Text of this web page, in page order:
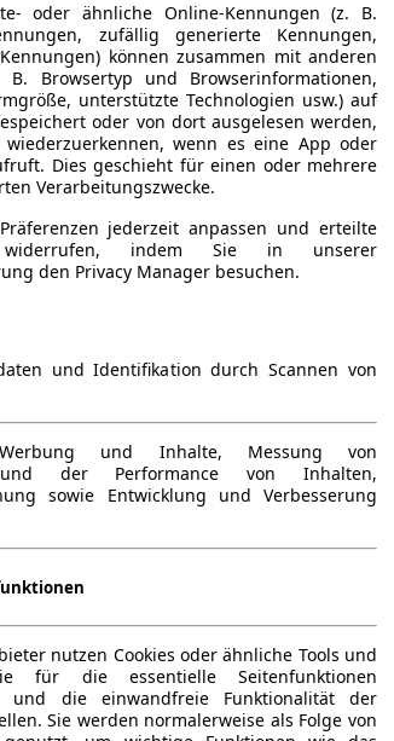
oder ähnliche Online-Kennungen (z. B.
zufällig generierte Kennungen,
können zusammen mit anderen
B. Browsertyp und Browserinformationen,
unterstützte Technologien usw.) auf
oder von dort ausgelesen werden,
wenn es eine App oder
Dies geschieht für einen oder mehrere
Verarbeitungszwecke.
jederzeit anpassen und erteilte
widerrufen, indem Sie in unserer
den Privacy Manager besuchen.
und Identifikation durch Scannen von
Werbung und Inhalte, Messung von
und der Performance von Inhalten,
sowie Entwicklung und Verbesserung
nutzen Cookies oder ähnliche Tools und
für die essentielle Seitenfunktionen
und die einwandfreie Funktionalität der
Sie werden normalerweise als Folge von